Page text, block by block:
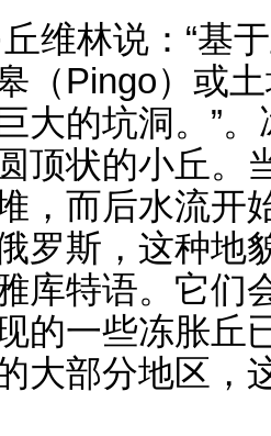
维林说：“基
（Pingo）或
大的坑洞。”
顶状的小丘。
，而后水流开
罗斯，这种地
库特语。它们
的一些冻胀丘
大部分地区，